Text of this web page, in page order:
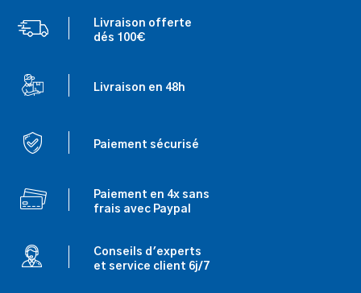
Livraison offerte
dés 100€
Livraison en 48h
Paiement sécurisé
Paiement en 4x sans
frais avec Paypal
Conseils d'experts
et service client 6j/7